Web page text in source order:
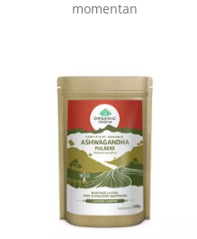
momentan